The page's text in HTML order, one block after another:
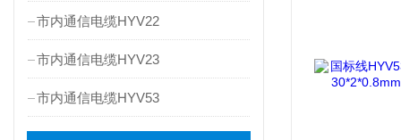
市内通信电缆HYV22
市内通信电缆HYV23
市内通信电缆HYV53